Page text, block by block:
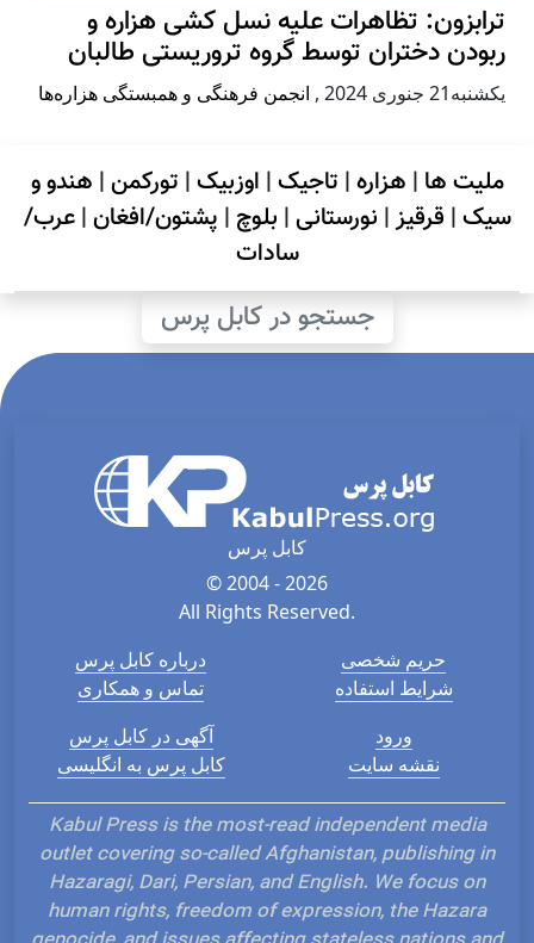
ترابزون: تظاهرات علیه نسل کشی هزاره و
ربودن دختران توسط گروه تروریستی طالبان
يكشنبه21 جنوری 2024 , انجمن فرهنگی و همبستگی هزاره‌ها
ملیت ها | هزاره| تاجیک| اوزبیک| تورکمن| هندو و
سیک| قرقیز| نورستانی| بلوچ | پشتون/افغان|عرب/
سادات
جستجو در کابل پرس
کابل پرس
© 2004 - 2026
All Rights Reserved.
درباره کابل پرس
تماس و همکاری
حریم شخصی
شرایط استفاده
آگهی در کابل پرس
کابل پرس به انگلیسی
ورود
نقشه سایت
Kabul Press is the most-read independent media
outlet covering so-called Afghanistan, publishing in
Hazaragi, Dari, Persian, and English. We focus on
human rights, freedom of expression, the Hazara